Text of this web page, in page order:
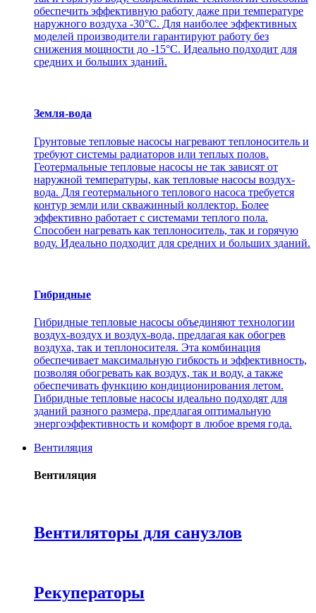
обеспечить эффективную работу даже при температуре
наружного воздуха -30°С. Для наиболее эффективных
моделей производители гарантируют работу без
снижения мощности до -15°C. Идеально подходит для
средних и больших зданий.
Земля-вода
Грунтовые тепловые насосы нагревают теплоноситель и
требуют системы радиаторов или теплых полов.
Геотермальные тепловые насосы не так зависят от
наружной температуры, как тепловые насосы воздух-
вода. Для геотермального теплового насоса требуется
контур земли или скважинный коллектор. Более
эффективно работает с системами теплого пола.
Способен нагревать как теплоноситель, так и горячую
воду. Идеально подходит для средних и больших зданий.
Гибридные
Гибридные тепловые насосы объединяют технологии
воздух-воздух и воздух-вода, предлагая как обогрев
воздуха, так и теплоносителя. Эта комбинация
обеспечивает максимальную гибкость и эффективность,
позволяя обогревать как воздух, так и воду, а также
обеспечивать функцию кондиционирования летом.
Гибридные тепловые насосы идеально подходят для
зданий разного размера, предлагая оптимальную
энергоэффективность и комфорт в любое время года.
Вентиляция
Вентиляция
Вентиляторы для санузлов
Рекуператоры